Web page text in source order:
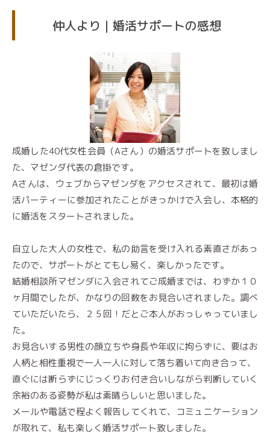
仲人より｜婚活サポートの感想
成婚した40代女性会員（Aさん）の婚活サポートを致しまし
た、マゼンダ代表の倉掛です。
Aさんは、ウェブからマゼンダをアクセスされて、最初は婚
活パーティーに参加されたことがきっかけで入会し、本格的
に婚活をスタートされました。
自立した大人の女性で、私の助言を受け入れる素直さがあっ
たので、サポートがとてもし易く、楽しかったです。
結婚相談所マゼンダに入会されてご成婚までは、わずか１０
ヶ月間でしたが、かなりの回数をお見合いされました。調べ
ていただいたら、２５回！だとご本人がおっしゃっていまし
た。
お見合いする男性の顔立ちや身長や年収に拘らずに、要はお
人柄と相性重視で一人一人に対して落ち着いて向き合って、
直ぐには断らずにじっくりお付き合いしながら判断していく
余裕のある姿勢が私は素晴らしいと思いました。
メールや電話で程よく報告してくれて、コミュニケーション
が取れて、私も楽しく婚活サポート致しました。